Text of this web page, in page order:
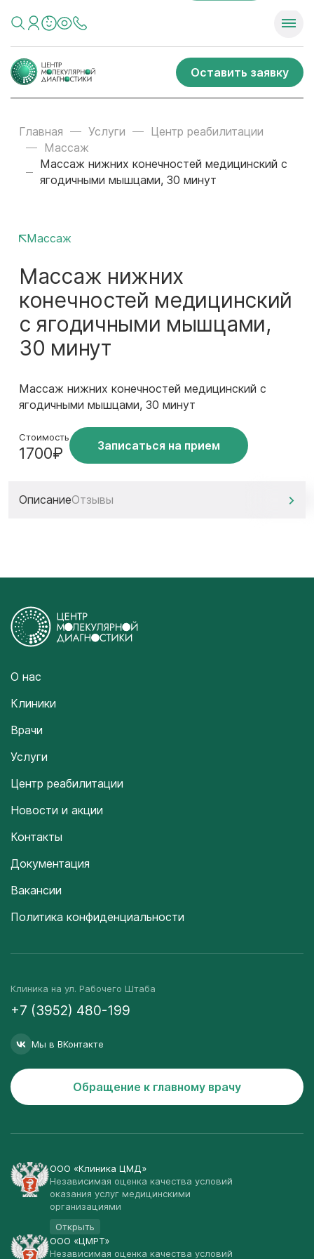
Оставить заявку
Главная Услуги
Центр реабилитации
Массаж
Массаж нижних конечностей медицинский с
ягодичными мышцами, 30 минут
Массаж
Массаж нижних
конечностей медицинский
с ягодичными мышцами,
30 минут
Массаж нижних конечностей медицинский с
ягодичными мышцами, 30 минут
Стоимость
1700₽ Записаться на прием
ОписаниеОтзывы
О нас
Клиники
Врачи
Услуги
Центр реабилитации
Новости и акции
Контакты
Документация
Вакансии
Политика конфиденциальности
Клиника на ул. Рабочего Штаба
+7 (3952) 480-199
Мы в ВКонтакте
Обращение к главному врачу
ООО «Клиника ЦМД»
Независимая оценка качества условий
оказания услуг медицинскими
организациями
Открыть
ООО «ЦМРТ»
Независимая оценка качества условий